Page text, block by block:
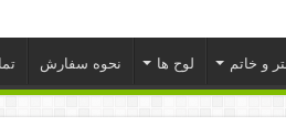
و خاتم لوح ها نحوه سفارش